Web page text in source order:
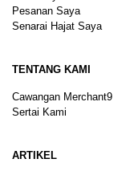
Pesanan Saya
Senarai Hajat Saya
TENTANG KAMI
Cawangan Merchant9
Sertai Kami
ARTIKEL